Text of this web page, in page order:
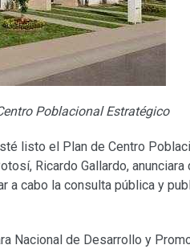
Poblacional Estratégico
listo el Plan de Centro
Ricardo Gallardo,
a cabo la consulta pública y
Nacional de Desarrollo y